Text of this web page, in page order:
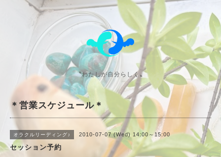
〝わたしが自分らしく〟
＊営業スケジュール＊
オラクルリーディング♪ 2010-07-07 (Wed) 14:00～15:00
セッション予約